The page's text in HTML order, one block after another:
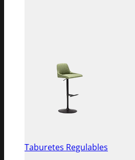
Taburetes Regulables